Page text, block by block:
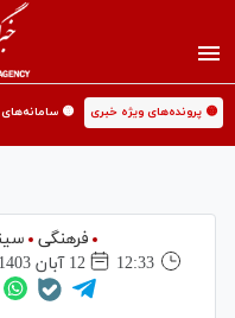
🟡 پرونده‌های ویژه خبری 🟡
فرهنگی
12:33
12 آبان 1403